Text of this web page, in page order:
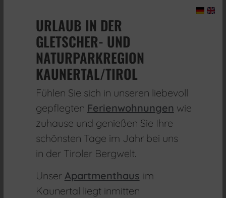
URLAUB IN DER
GLETSCHER- UND
NATURPARKREGION
KAUNERTAL/TIROL
Fühlen Sie sich in unseren liebevoll
gepflegten Ferienwohnungen wie
zuhause und genießen Sie Ihre
schönsten Tage im Jahr bei uns
in der Tiroler Bergwelt.
Unser Apartmenthaus im
Kaunertal liegt inmitten